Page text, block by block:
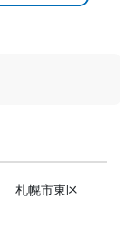
札幌市東区